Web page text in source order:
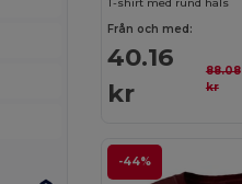
Från och med:
40.16
kr
88.08
kr
-44%